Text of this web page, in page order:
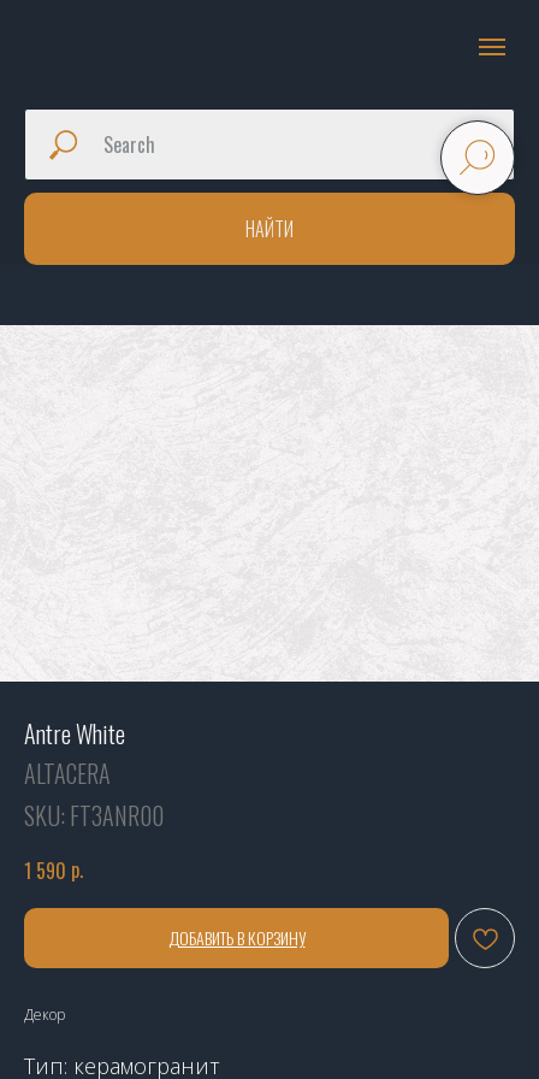
НАЙТИ
Antre White
ALTACERA
SKU: FT3ANR00
1 590 р.
ДОБАВИТЬ В КОРЗИНУ
Декор
Тип: керамогранит